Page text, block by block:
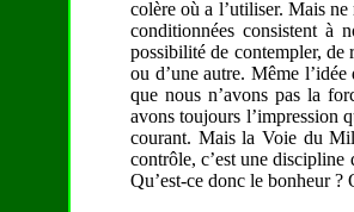
colère où a l’utiliser. Mais
conditionnées consistent à
possibilité de contempler, de
ou d’une autre. Même
que nous n’avons pas la
avons toujours l’impression
courant. Mais la Voie du
contrôle, c’est une
Qu’est-ce donc le bonheur ?